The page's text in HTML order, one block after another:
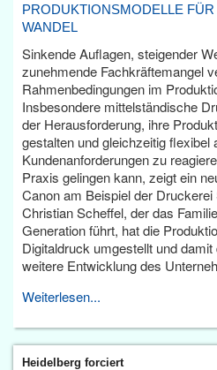
PRODUKTIONSMODELLE
WANDEL
Sinkende Auflagen, steigender
zunehmende Fachkräftemangel
Rahmenbedingungen im
Insbesondere mittelständische
der Herausforderung, ihre
gestalten und gleichzeitig flexibel
Kundenanforderungen zu
Praxis gelingen kann, zeigt ein
Canon am Beispiel der
Christian Scheffel, der das
Generation führt, hat die
Digitaldruck umgestellt und
weitere Entwicklung des
Weiterlesen...
Heidelberg forciert